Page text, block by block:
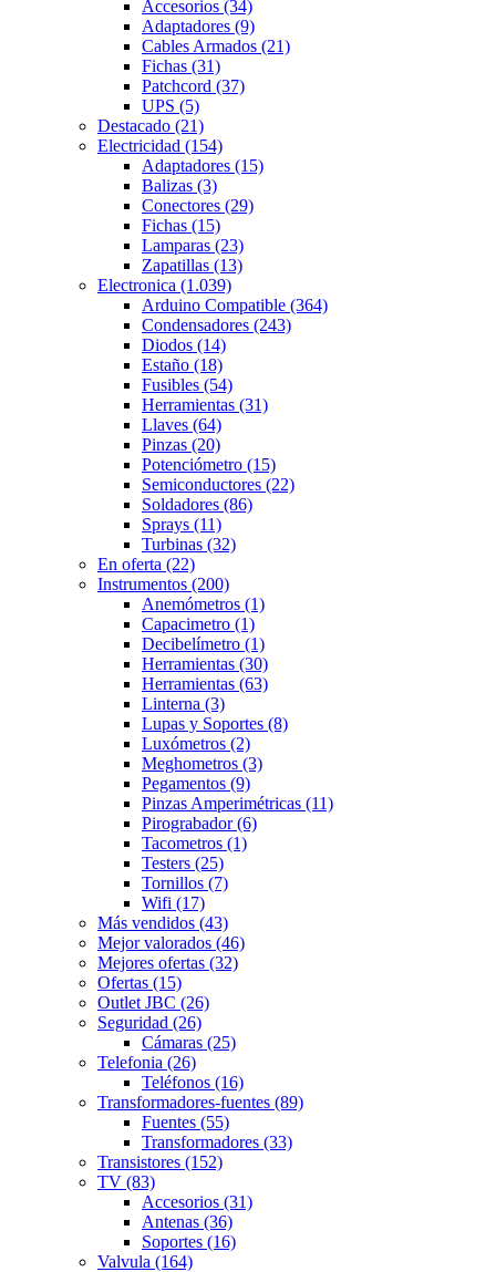
Accesorios (34)
Adaptadores (9)
Cables Armados (21)
Fichas (31)
Patchcord (37)
UPS (5)
Destacado (21)
Electricidad (154)
Adaptadores (15)
Balizas (3)
Conectores (29)
Fichas (15)
Lamparas (23)
Zapatillas (13)
Electronica (1.039)
Arduino Compatible (364)
Condensadores (243)
Diodos (14)
Estaño (18)
Fusibles (54)
Herramientas (31)
Llaves (64)
Pinzas (20)
Potenciómetro (15)
Semiconductores (22)
Soldadores (86)
Sprays (11)
Turbinas (32)
En oferta (22)
Instrumentos (200)
Anemómetros (1)
Capacimetro (1)
Decibelímetro (1)
Herramientas (30)
Herramientas (63)
Linterna (3)
Lupas y Soportes (8)
Luxómetros (2)
Meghometros (3)
Pegamentos (9)
Pinzas Amperimétricas (11)
Pirograbador(6)
Tacometros (1)
Testers (25)
Tornillos (7)
Wifi (17)
Más vendidos (43)
Mejor valorados (46)
Mejores ofertas (32)
Ofertas (15)
Outlet JBC (26)
Seguridad (26)
Cámaras (25)
Telefonia (26)
Teléfonos (16)
Transformadores-fuentes (89)
Fuentes (55)
Transformadores (33)
Transistores (152)
TV (83)
Accesorios (31)
Antenas (36)
Soportes (16)
Valvula (164)